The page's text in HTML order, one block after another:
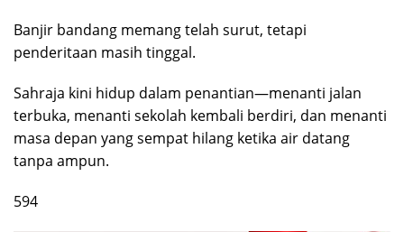
Banjir bandang memang telah surut, tetapi
penderitaan masih tinggal.
Sahraja kini hidup dalam penantian—menanti jalan
terbuka, menanti sekolah kembali berdiri, dan menanti
masa depan yang sempat hilang ketika air datang
tanpa ampun.
594